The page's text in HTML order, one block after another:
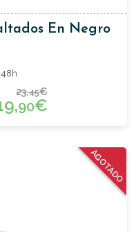
En Negro
23,45€
90€
AGOTADO